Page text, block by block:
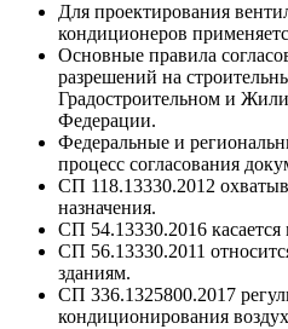
Для проектирования
кондиционеров
Основные правила
разрешений на
Градостроительном и
Федерации.
Федеральные и
процесс согласования
СП 118.13330.2012
назначения.
СП 54.13330.2016
СП 56.13330.2011
зданиям.
СП 336.1325800.2017
кондиционирования